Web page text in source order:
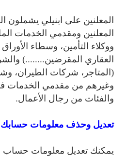
المعلنين على ابنيلي يشملون
المعلنين ومقدمي الخدمات
ووكلاء التأمين، وسطاء الأوراق
العقاري المقرضين........)
(المتاجر، شركات الطيران،
وغيرهم من مقدمي الخدمات
والفئات من رجال الأعمال.
تعديل وحذف معلومات حسابك
يمكنك تعديل معلومات حساب